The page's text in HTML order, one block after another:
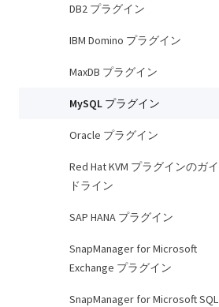
DB2 プラグイン
IBM Domino プラグイン
MaxDB プラグイン
MySQL プラグイン
Oracle プラグイン
Red Hat KVM プラグインのガイ
ドライン
SAP HANA プラグイン
SnapManager for Microsoft
Exchange プラグイン
SnapManager for Microsoft SQL